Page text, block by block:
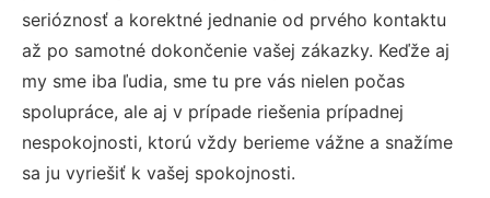
serióznosť a korektné jednanie od prvého kontaktu
až po samotné dokončenie vašej zákazky. Keďže aj
my sme iba ľudia, sme tu pre vás nielen počas
spolupráce, ale aj v prípade riešenia prípadnej
nespokojnosti, ktorú vždy berieme vážne a snažíme
sa ju vyriešiť k vašej spokojnosti.